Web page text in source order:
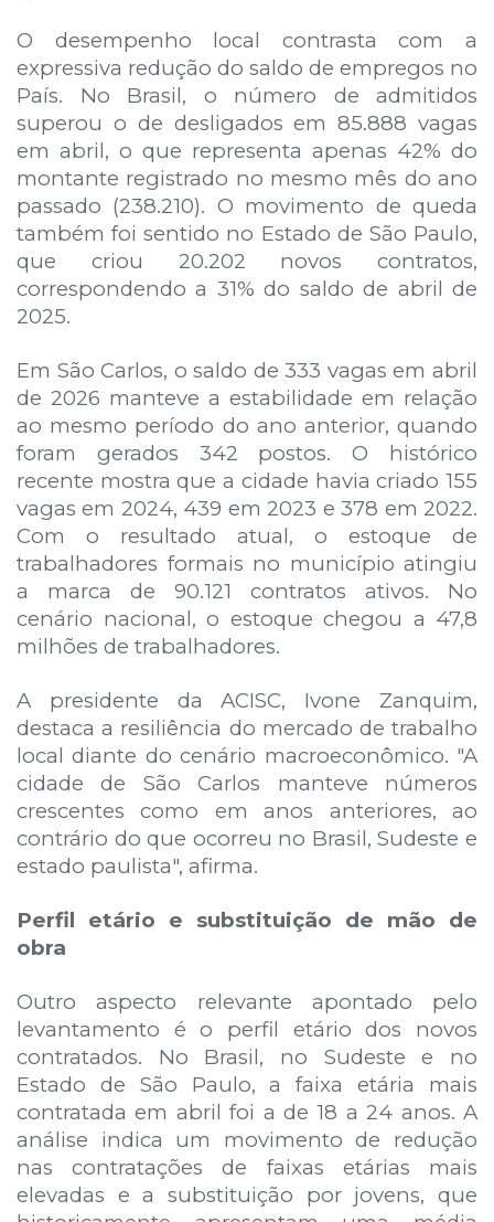
O desempenho local contrasta com a
expressiva redução do saldo de empregos no
País. No Brasil, o número de admitidos
superou o de desligados em 85.888 vagas
em abril, o que representa apenas 42% do
montante registrado no mesmo mês do ano
passado (238.210). O movimento de queda
também foi sentido no Estado de São Paulo,
que criou 20.202 novos contratos,
correspondendo a 31% do saldo de abril de
2025.
Em São Carlos, o saldo de 333 vagas em abril
de 2026 manteve a estabilidade em relação
ao mesmo período do ano anterior, quando
foram gerados 342 postos. O histórico
recente mostra que a cidade havia criado 155
vagas em 2024, 439 em 2023 e 378 em 2022.
Com o resultado atual, o estoque de
trabalhadores formais no município atingiu
a marca de 90.121 contratos ativos. No
cenário nacional, o estoque chegou a 47,8
milhões de trabalhadores.
A presidente da ACISC, Ivone Zanquim,
destaca a resiliência do mercado de trabalho
local diante do cenário macroeconômico. "A
cidade de São Carlos manteve números
crescentes como em anos anteriores, ao
contrário do que ocorreu no Brasil, Sudeste e
estado paulista", afirma.
Perfil etário e substituição de mão de
obra
Outro aspecto relevante apontado pelo
levantamento é o perfil etário dos novos
contratados. No Brasil, no Sudeste e no
Estado de São Paulo, a faixa etária mais
contratada em abril foi a de 18 a 24 anos. A
análise indica um movimento de redução
nas contratações de faixas etárias mais
elevadas e a substituição por jovens, que